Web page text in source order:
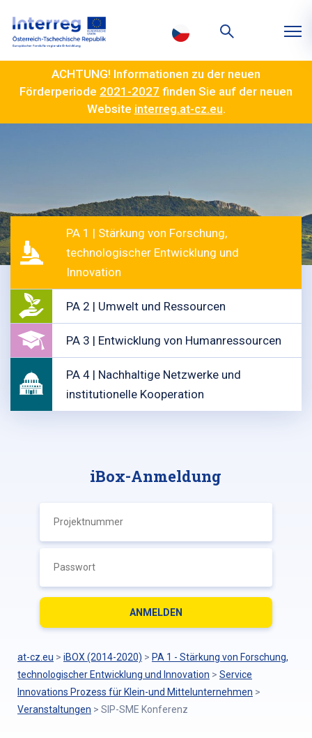
ACHTUNG! Informationen zu der neuen
Förderperiode 2021-2027 finden Sie auf der neuen
Website interreg.at-cz.eu.
PA 1 | Stärkung von Forschung,
technologischer Entwicklung und
Innovation
PA 2 | Umwelt und Ressourcen
PA 3 | Entwicklung von Humanressourcen
PA 4 | Nachhaltige Netzwerke und
institutionelle Kooperation
iBox-Anmeldung
at-cz.eu > iBOX (2014-2020) > PA 1 - Stärkung von Forschung,
technologischer Entwicklung und Innovation > Service
Innovations Prozess für Klein-und Mittelunternehmen >
Veranstaltungen > SIP-SME Konferenz